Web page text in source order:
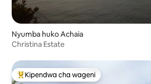
Nyumba huko Achaia
Christina Estate
Kipendwa maarufu cha wageni
Kipendwa cha wageni